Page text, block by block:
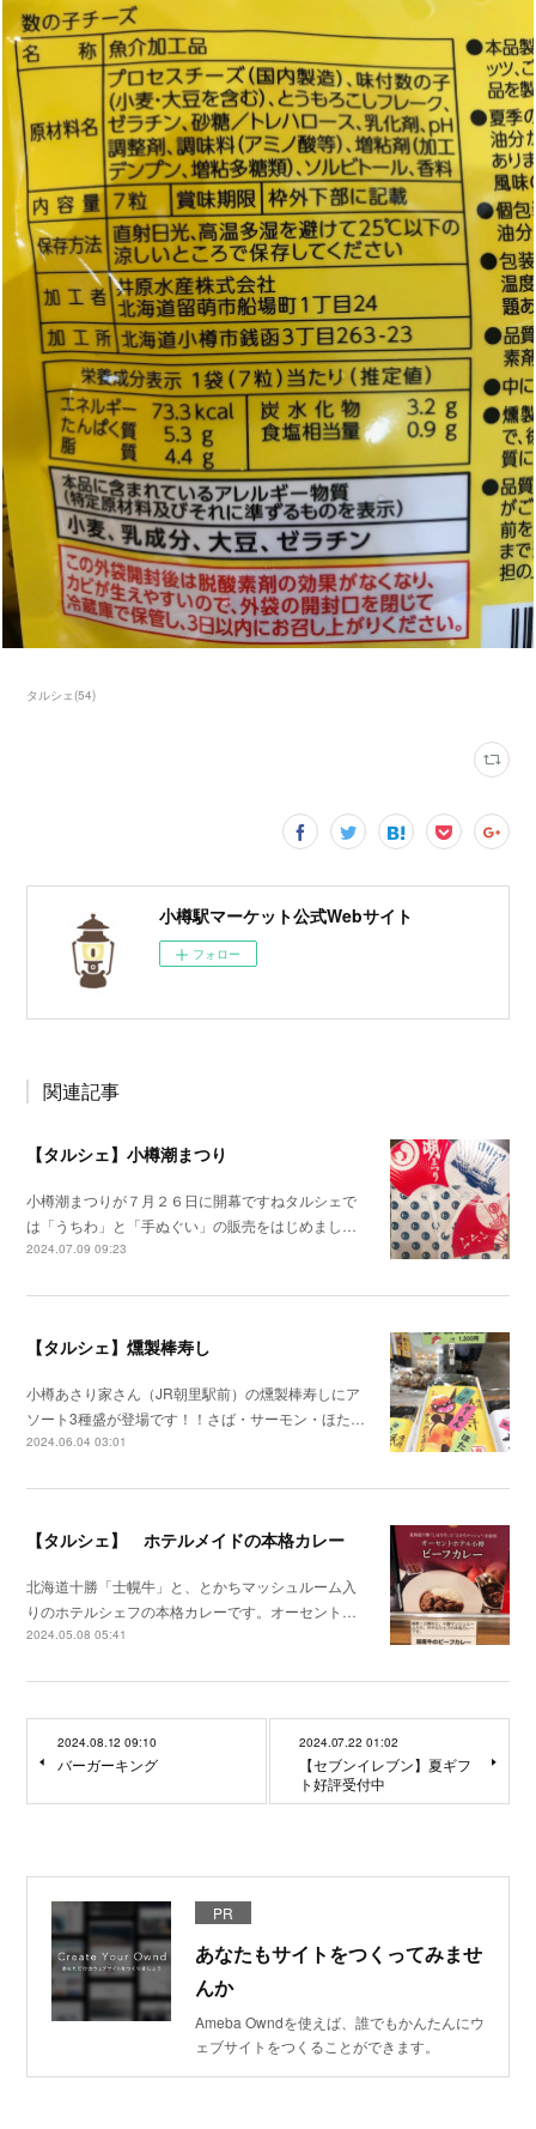
タルシェ(54)
小樽駅マーケット公式Webサイト
フォロー
関連記事
【タルシェ】小樽潮まつり
小樽潮まつりが７月２６日に開幕ですねタルシェで
は「うちわ」と「手ぬぐい」の販売をはじめまし…
2024.07.09 09:23
【タルシェ】燻製棒寿し
小樽あさり家さん（JR朝里駅前）の燻製棒寿しにア
ソート3種盛が登場です！！さば・サーモン・ほた…
2024.06.04 03:01
【タルシェ】 ホテルメイドの本格カレー
北海道十勝「士幌牛」と、とかちマッシュルーム入
りのホテルシェフの本格カレーです。オーセント…
2024.05.08 05:41
2024.08.12 09:10
バーガーキング
2024.07.22 01:02
【セブンイレブン】夏ギフ
ト好評受付中
PR
あなたもサイトをつくってみませ
んか
Ameba Owndを使えば、誰でもかんたんにウ
ェブサイトをつくることができます。